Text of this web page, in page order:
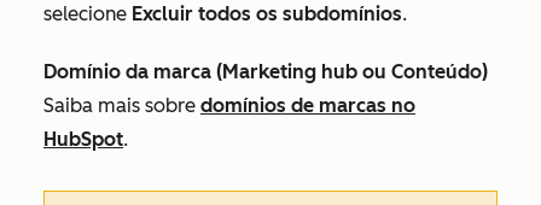
selecione Excluir todos os subdomínios.
Domínio da marca (Marketing hub ou Conteúdo)
Saiba mais sobre domínios de marcas no
HubSpot.